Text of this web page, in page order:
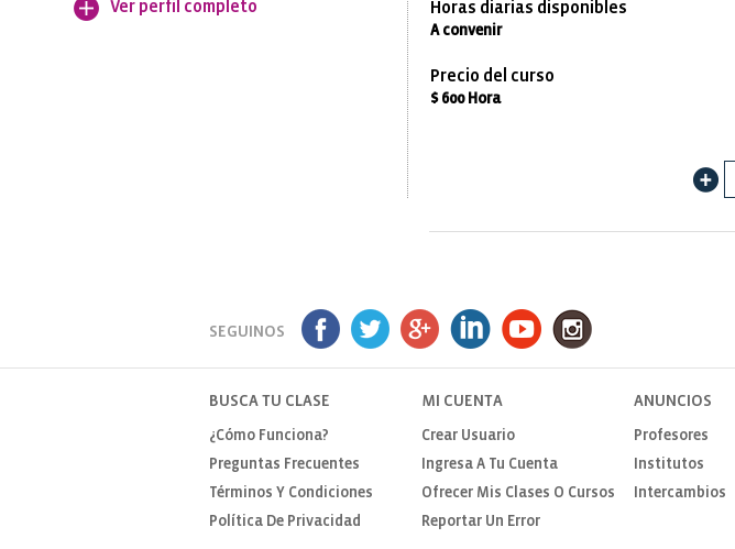
Ver perfil completo Horas diarias disponibles
A convenir
Precio del curso
$ 600 Hora
SEGUINOS
BUSCA TU CLASE
¿Cómo Funciona?
Preguntas Frecuentes
Términos Y Condiciones
Política De Privacidad
MI CUENTA
Crear Usuario
Ingresa A Tu Cuenta
Ofrecer Mis Clases O Cursos
Reportar Un Error
ANUNCIOS
Profesores
Institutos
Intercambios